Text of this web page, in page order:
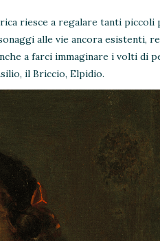
riesce a regalare tanti
alle vie ancora esistenti,
a farci immaginare i volti di
il Briccio, Elpidio.